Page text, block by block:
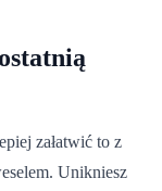
załatwić to z
Unikniesz